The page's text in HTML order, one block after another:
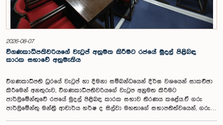
2026-08-07
විගණකාධිපතිවරියගේ වැටුප් අනුමත කිරීමට රජයේ මුදල් පිළිබඳ
කාරක සභාවේ අනුමැතිය
විගණකාධිපති ධුරයේ වැටුප් හා දීමනා සම්බන්ධයෙන් දීර්ඝ වශයෙන් සාකච්ඡා
කිරීමෙන් අනතුරුව, විගණකාධිපතිවරියගේ වැටුප අනුමත කිරීමට
පාර්ලිමේන්තුවේ රජයේ මුදල් පිළිබඳ කාරක සභාව තීරණය කළේය.ඒ ගරු
පාර්ලිමේන්තු මන්ත්‍රී ආචාර්ය හර්ෂ ද සිල්වා මහතාගේ සභාපතිත්වයෙන්, ගරු